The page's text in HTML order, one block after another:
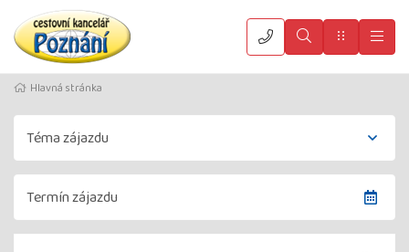
VyhledatMenu
Hlavná stránka